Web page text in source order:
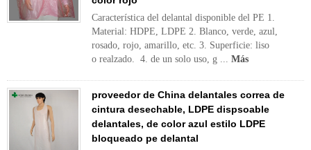
Característica del delantal disponible del PE 1.
Material: HDPE, LDPE 2. Blanco, verde, azul,
rosado, rojo, amarillo, etc. 3. Superficie: liso
o realzado. 4. de un solo uso, g ... Más
proveedor de China delantales correa de
cintura desechable, LDPE dispsoable
delantales, de color azul estilo LDPE
bloqueado pe delantal